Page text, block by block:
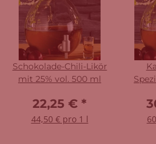
Schokolade-Chili-Likör
mit 25% vol. 500 ml
22,25 € *
44,50 € pro 1 l